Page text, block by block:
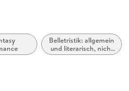
Belletristik: allgemein
und literarisch, nicht
nach Genre